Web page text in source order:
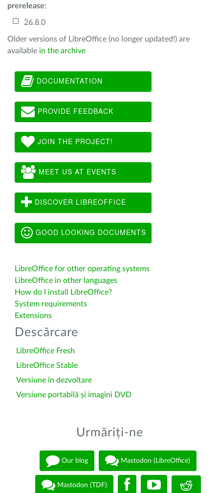
prerelease:
26.8.0
Older versions of LibreOffice (no longer updated!) are
available in the archive
DOCUMENTATION
PROVIDE FEEDBACK
JOIN THE PROJECT!
MEET US AT EVENTS
DISCOVER LIBREOFFICE
GOOD LOOKING DOCUMENTS
LibreOffice for other operating systems
LibreOffice in other languages
How do I install LibreOffice?
System requirements
Extensions
Descărcare
LibreOffice Fresh
LibreOffice Stable
Versiune în dezvoltare
Versiune portabilă și imagini DVD
Urmăriți-ne
Our blog Mastodon (LibreOffice)
Mastodon (TDF)